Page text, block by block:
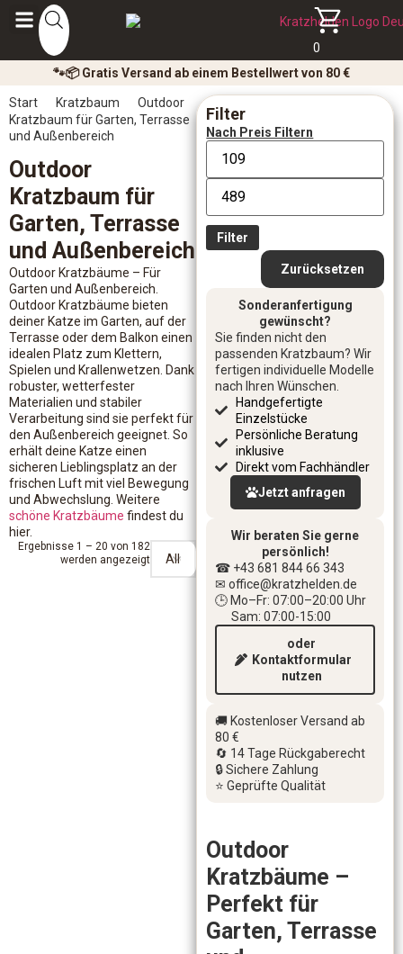
0
🐾📦 Gratis Versand ab einem Bestellwert von 80 €
Filter
Nach Preis Filtern
Filter
Zurücksetzen
Sonderanfertigung
gewünscht?
Sie finden nicht den
passenden Kratzbaum? Wir
fertigen individuelle Modelle
nach Ihren Wünschen.
Handgefertigte
Einzelstücke
Persönliche Beratung
inklusive
Direkt vom Fachhändler
Jetzt anfragen
Wir beraten Sie gerne
persönlich!
☎ +43 681 844 66 343
✉ office@kratzhelden.de
🕒 Mo–Fr: 07:00–20:00 Uhr
Sam: 07:00-15:00
oder
Kontaktformular
nutzen
🚚 Kostenloser Versand ab
80 €
🔄 14 Tage Rückgaberecht
🔒 Sichere Zahlung
⭐ Geprüfte Qualität
Outdoor
Kratzbäume –
Perfekt für
Garten, Terrasse
Start Kratzbaum
Outdoor
Kratzbaum für Garten, Terrasse
und Außenbereich
Outdoor
Kratzbaum für
Garten, Terrasse
und Außenbereich
Outdoor Kratzbäume – Für
Garten und Außenbereich.
Outdoor Kratzbäume bieten
deiner Katze im Garten, auf der
Terrasse oder dem Balkon einen
idealen Platz zum Klettern,
Spielen und Krallenwetzen. Dank
robuster, wetterfester
Materialien und stabiler
Verarbeitung sind sie perfekt für
den Außenbereich geeignet. So
erhält deine Katze einen
sicheren Lieblingsplatz an der
frischen Luft mit viel Bewegung
und Abwechslung. Weitere
schöne Kratzbäume findest du
hier.
Ergebnisse 1 – 20 von 182
werden angezeigt